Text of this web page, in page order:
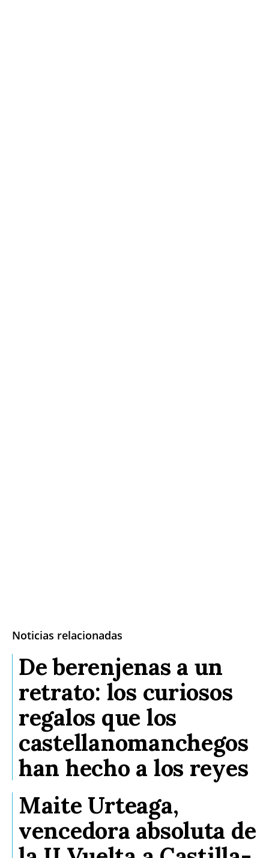
Noticias relacionadas
De berenjenas a un
retrato: los curiosos
regalos que los
castellanomanchegos
han hecho a los reyes
Maite Urteaga,
vencedora absoluta de